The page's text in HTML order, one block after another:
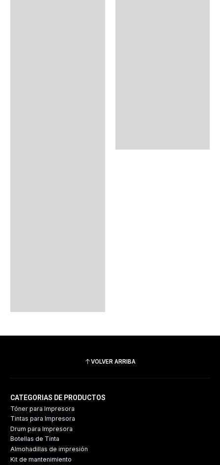
VOLVER ARRIBA
CATEGORIAS DE PRODUCTOS
Tóner para Impresora
Tintas para Impresora
Drum para Impresora
Botellas de Tinta
Almohadillas de impresión
Kit de mantenimiento